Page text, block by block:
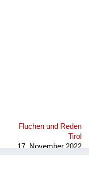
Fluchen und Reden
Tirol
17. November 2022